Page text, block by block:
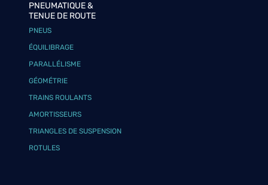
PNEUMATIQUE &
TENUE DE ROUTE
PNEUS
ÉQUILIBRAGE
PARALLÉLISME
GÉOMÉTRIE
TRAINS ROULANTS
AMORTISSEURS
TRIANGLES DE SUSPENSION
ROTULES